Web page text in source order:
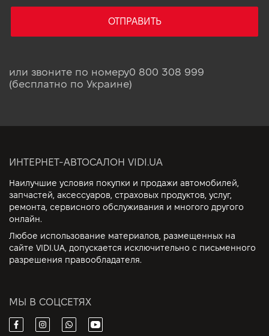
ОТПРАВИТЬ
или звоните по номеру0 800 308 999
(бесплатно по Украине)
ИНТЕРНЕТ-АВТОСАЛОН VIDI.UA
Наилучшие условия покупки и продажи автомобилей,
запчастей, аксессуаров, страховых продуктов, услуг,
ремонта, сервисного обслуживания и многого другого
онлайн.
Любое использование материалов, размещенных на
сайте VIDI.UA, допускается исключительно с письменного
разрешения правообладателя.
МЫ В СОЦСЕТЯХ